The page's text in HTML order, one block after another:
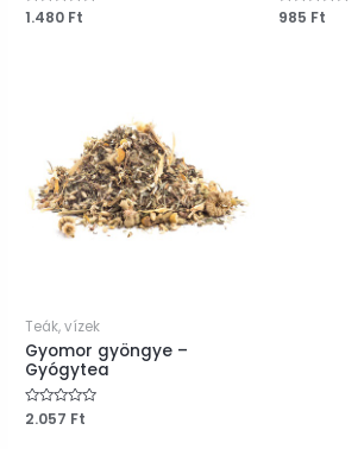
Értékelés:
1.480 Ft
Értékelés:
985 Ft
Teák, vízek
Gyomor gyöngye –
Gyógytea
Értékelés:
0
2.057 Ft